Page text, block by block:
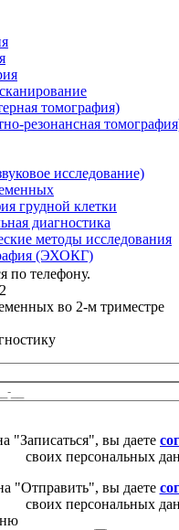
томография)
резонансная
исследование)
грудной клетки
диагностика
методы исследования
(ЭХОКГ)
по телефону.
во 2-м триместре
"Записаться", вы даете
своих персональных
"Отправить", вы даете
своих персональных